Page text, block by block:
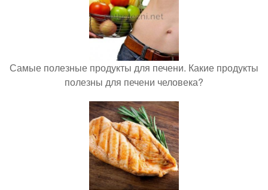
Самые полезные продукты для печени. Какие продукты
полезны для печени человека?